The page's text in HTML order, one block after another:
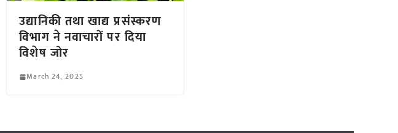
उद्यानिकी तथा खाद्य प्रसंस्करण
विभाग ने नवाचारों पर दिया
विशेष जोर
March 24, 2025